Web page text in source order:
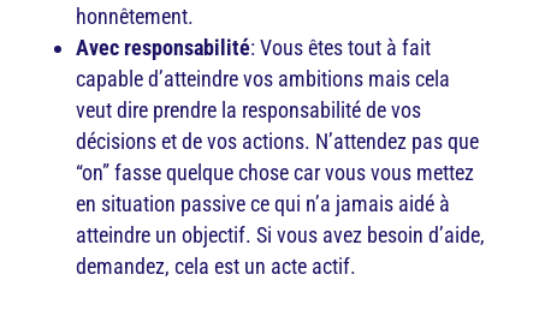
honnêtement.
Avec responsabilité: Vous êtes tout à fait
capable d’atteindre vos ambitions mais cela
veut dire prendre la responsabilité de vos
décisions et de vos actions. N’attendez pas que
“on” fasse quelque chose car vous vous mettez
en situation passive ce qui n’a jamais aidé à
atteindre un objectif. Si vous avez besoin d’aide,
demandez, cela est un acte actif.